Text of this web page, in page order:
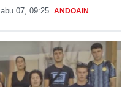
abu 07, 09:25 ANDOAIN